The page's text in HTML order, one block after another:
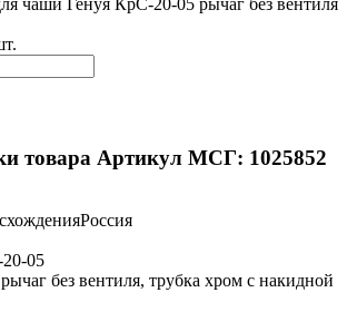
товара Артикул МСГ: 1025852
Россия
05
рычаг без вентиля, трубка хром с накидной